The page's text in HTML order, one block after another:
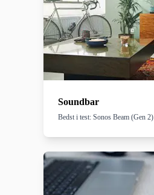
Soundbar
Bedst i test: Sonos Beam (Gen 2)